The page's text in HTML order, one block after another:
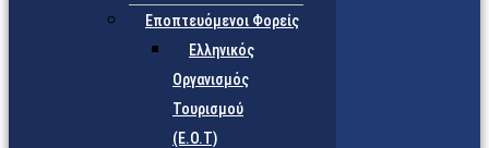
Εποπτευόμενοι Φορείς
Eλληνικός
Οργανισμός
Τουρισμού
(Ε.Ο.Τ)